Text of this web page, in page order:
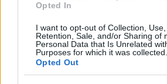
Opted In
I want to opt-out of Collection, Use,
Retention, Sale, and/or Sharing of
Personal Data that Is Unrelated
Purposes for which it was collected.
Opted Out
Ingatlanvadászok
Apró lakásukból menekülne el
nagycsalád
Az Ingatlanvadászok új feladata,